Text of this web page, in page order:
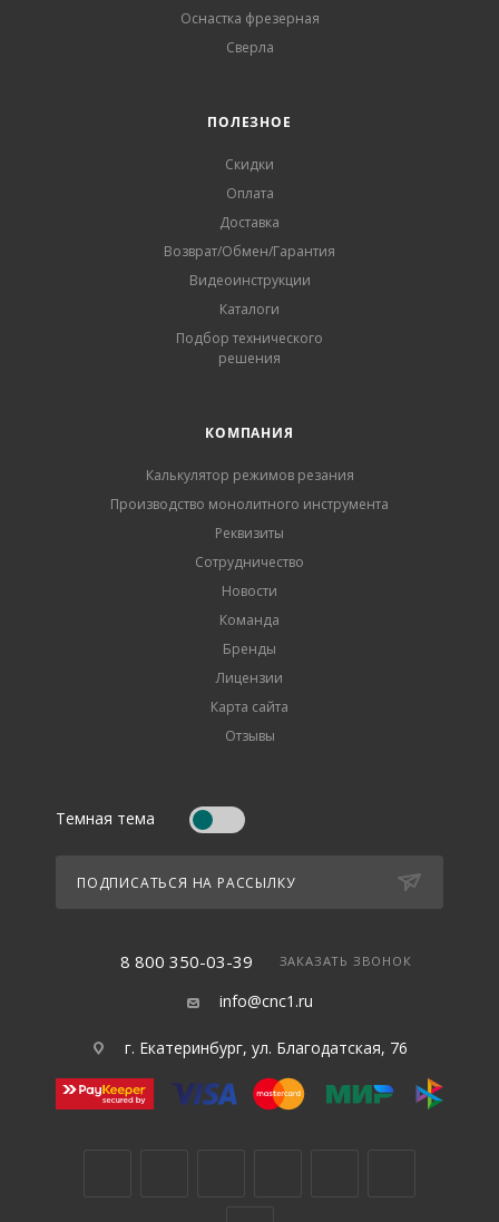
Оснастка фрезерная
Сверла
ПОЛЕЗНОЕ
Скидки
Оплата
Доставка
Возврат/Обмен/Гарантия
Видеоинструкции
Каталоги
Подбор технического
решения
КОМПАНИЯ
Калькулятор режимов резания
Производство монолитного инструмента
Реквизиты
Сотрудничество
Новости
Команда
Бренды
Лицензии
Карта сайта
Отзывы
Темная тема
ПОДПИСАТЬСЯ НА РАССЫЛКУ
8 800 350-03-39 ЗАКАЗАТЬ ЗВОНОК
info@cnc1.ru
г. Екатеринбург, ул. Благодатская, 76